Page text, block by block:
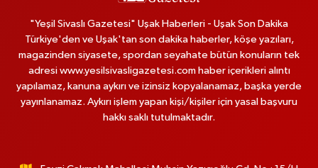
"Yeşil Sivaslı Gazetesi" Uşak Haberleri - Uşak Son Dakika
Türkiye'den ve Uşak'tan son dakika haberler, köşe yazıları,
magazinden siyasete, spordan seyahate bütün konuların tek
adresi www.yesilsivasligazetesi.com haber içerikleri alıntı
yapılamaz, kanuna aykırı ve izinsiz kopyalanamaz, başka yerde
yayınlanamaz. Aykırı işlem yapan kişi/kişiler için yasal başvuru
hakkı saklı tutulmaktadır.